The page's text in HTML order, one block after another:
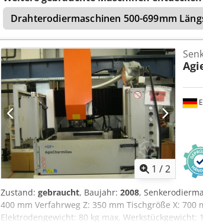
Elektrodengewicht mit Rotation: 15 kg
Papierkerzenfilter: 4 Stück GENERATOR
Gewicht: 300 kg Nennstrom: 60 – 120 A
Drahterodiermaschinen 500-699mm
1 /2
Zustand: gebraucht, Baujahr: 2008,
400 mm Verfahrweg Z: 350 mm Tischgröße X:
Elektrodengewicht: 80 kg max. Werkstückgewicht: